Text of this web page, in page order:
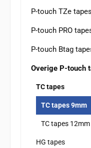
P-touch TZe tapes
P-touch PRO
P-touch Btag
Overige P-touch
TC tapes
TC tapes 9mm
TC tapes 12mm
HG tapes